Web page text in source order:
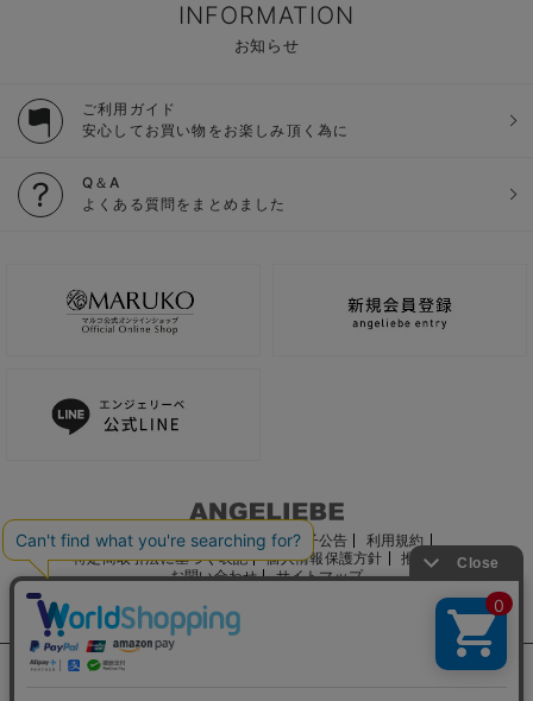
INFORMATION
お知らせ
ご利用ガイド
安心してお買い物をお楽しみ頂く為に
Q＆A
よくある質問をまとめました
ご利用ガイド 会社概要 電子公告
利用規約
特定商取引法に基づく表記
個人情報保護方針
推奨環境
お問い合わせ
サイトマップ
サイト内の文章、画像などの著作物はマルコ株式会社に属します。